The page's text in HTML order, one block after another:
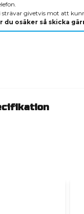
strävar givetvis mot att
du osäker så skicka